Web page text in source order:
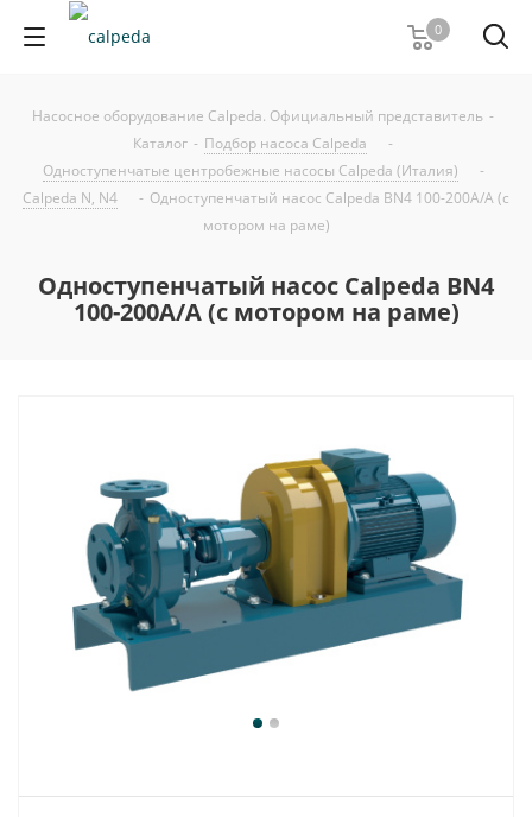
0
Насосное оборудование Calpeda. Официальный представитель -
Каталог - Подбор насоса Calpeda
-
Одноступенчатые центробежные насосы Calpeda (Италия)
-
Calpeda N, N4
- Одноступенчатый насос Calpeda BN4 100-200A/A (с
мотором на раме)
Одноступенчатый насос Calpeda BN4
100-200A/A (с мотором на раме)